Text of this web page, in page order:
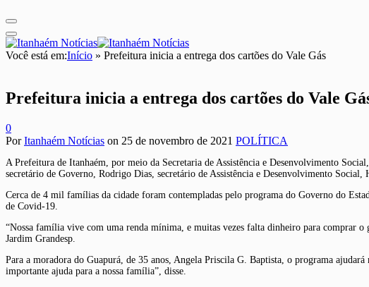
Você está em:Início » Prefeitura inicia a entrega dos cartões do Vale Gás
Prefeitura inicia a entrega dos cartões do Vale
0
PorItanhaém Notícias on 25 de novembro de 2021 POLÍTICA
A Prefeitura de Itanhaém, por meio da Secretaria de Assistência e Desenvolvimento
secretário de Governo, Rodrigo Dias, secretário de Assistência e Desenvolvimento
Cerca de 4 mil famílias da cidade foram contempladas pelo programa do Governo do
de Covid-19.
“Nossa família vive com uma renda mínima, e muitas vezes falta dinheiro para comprar
Jardim Grandesp.
Para a moradora do Guapurá, de 35 anos, Angela Priscila G. Baptista, o programa
importante ajuda para a nossa família”, disse.